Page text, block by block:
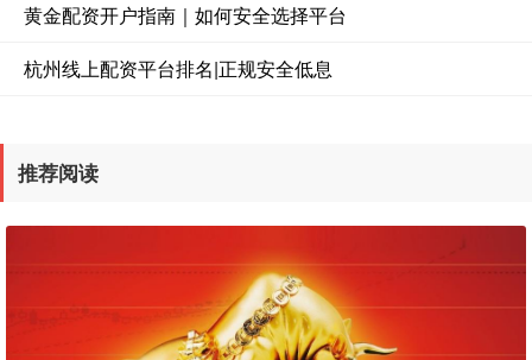
黄金配资开户指南｜如何安全选择平台
杭州线上配资平台排名|正规安全低息
推荐阅读